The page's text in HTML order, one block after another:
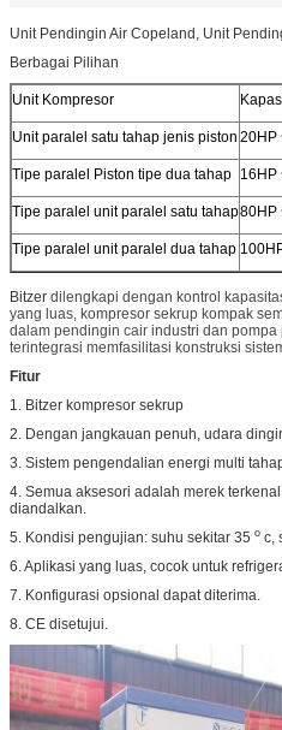
Unit Pendingin Air Copeland, Unit
Berbagai Pilihan
Unit Kompresor
Unit paralel satu tahap jenis piston 20HP
Tipe paralel Piston tipe dua tahap 16HP
Tipe paralel unit paralel satu tahap80HP
Tipe paralel unit paralel dua tahap
Bitzer dilengkapi dengan kontrol
yang luas, kompresor sekrup kompak
dalam pendingin cair industri dan pompa
terintegrasi memfasilitasi konstruksi
Fitur
1. Bitzer kompresor sekrup
2. Dengan jangkauan penuh, udara
3. Sistem pengendalian energi multi
4. Semua aksesori adalah merek
diandalkan.
5. Kondisi pengujian: suhu sekitar 35 o c,
6. Aplikasi yang luas, cocok untuk
7. Konfigurasi opsional dapat diterima.
8. CE disetujui.